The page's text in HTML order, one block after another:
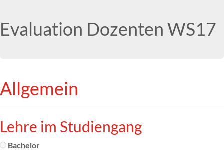
Evaluation Dozenten WS17
Allgemein
Lehre im Studiengang
Bachelor